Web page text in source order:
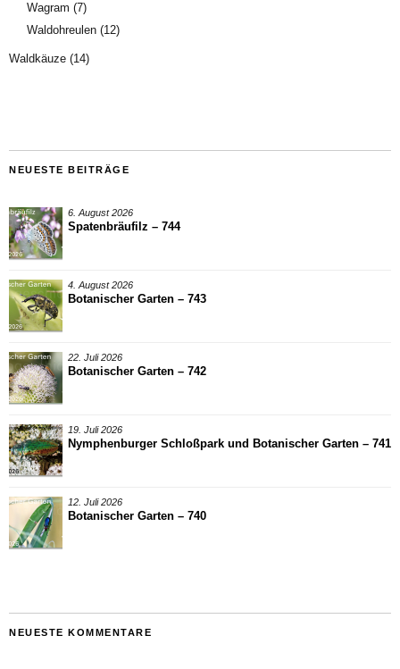
Wagram (7)
Waldohreulen (12)
Waldkäuze (14)
NEUESTE BEITRÄGE
6. August 2026
Spatenbräufilz – 744
4. August 2026
Botanischer Garten – 743
22. Juli 2026
Botanischer Garten – 742
19. Juli 2026
Nymphenburger Schloßpark und Botanischer Garten – 741
12. Juli 2026
Botanischer Garten – 740
NEUESTE KOMMENTARE